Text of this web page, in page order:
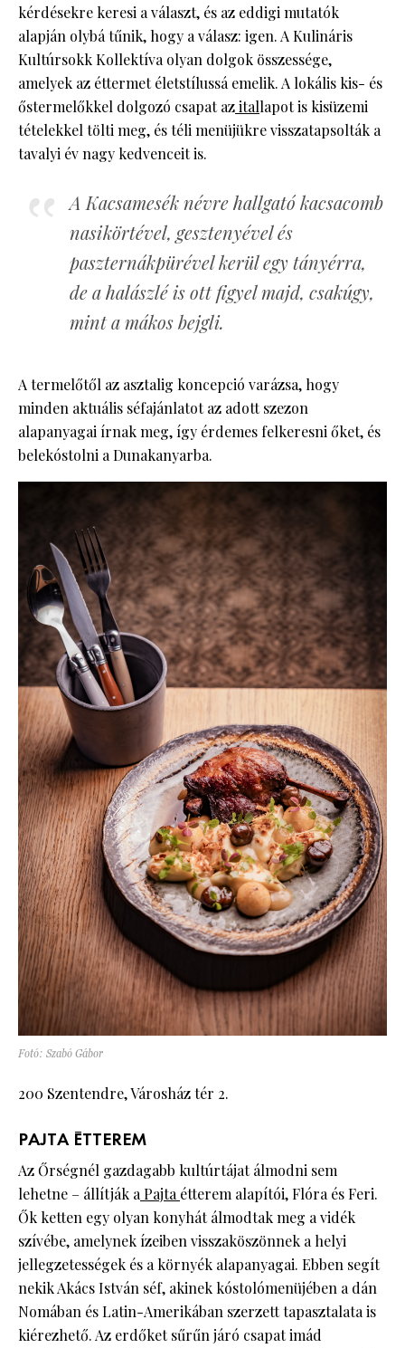
kérdésekre keresi a választ, és az eddigi mutatók
alapján olybá tűnik, hogy a válasz: igen. A Kulináris
Kultúrsokk Kollektíva olyan dolgok összessége,
amelyek az éttermet életstílussá emelik. A lokális kis- és
őstermelőkkel dolgozó csapat azitallapot is kisüzemi
tételekkel tölti meg, és téli menüjükre visszatapsolták a
tavalyi év nagy kedvenceit is.
A Kacsamesék névre hallgató kacsacomb
nasikörtével, gesztenyével és
paszternákpürével kerül egy tányérra,
de a halászlé is ott figyel majd, csakúgy,
mint a mákos bejgli.
A termelőtől az asztalig koncepció varázsa, hogy
minden aktuális séfajánlatot az adott szezon
alapanyagai írnak meg, így érdemes felkeresni őket, és
belekóstolni a Dunakanyarba.
Fotó: Szabó Gábor
200 Szentendre, Városház tér 2.
PAJTA ÉTTEREM
Az Őrségnél gazdagabb kultúrtájat álmodni sem
lehetne – állítják aPajtaétterem alapítói, Flóra és Feri.
Ők ketten egy olyan konyhát álmodtak meg a vidék
szívébe, amelynek ízeiben visszaköszönnek a helyi
jellegzetességek és a környék alapanyagai. Ebben segít
nekik Akács István séf, akinek kóstolómenüjében a dán
Nomában és Latin-Amerikában szerzett tapasztalata is
kiérezhető. Az erdőket sűrűn járó csapat imád